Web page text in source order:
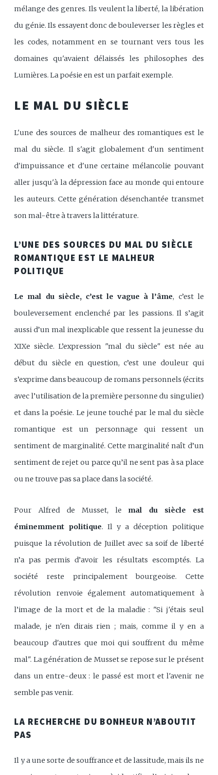
mélange des genres. Ils veulent la liberté, la libération
du génie. Ils essayent donc de bouleverser les règles et
les codes, notamment en se tournant vers tous les
domaines qu'avaient délaissés les philosophes des
Lumières. La poésie en est un parfait exemple.
LE MAL DU SIÈCLE
L'une des sources de malheur des romantiques est le
mal du siècle. Il s'agit globalement d'un sentiment
d'impuissance et d'une certaine mélancolie pouvant
aller jusqu'à la dépression face au monde qui entoure
les auteurs. Cette génération désenchantée transmet
son mal-être à travers la littérature.
L’UNE DES SOURCES DU MAL DU SIÈCLE
ROMANTIQUE EST LE MALHEUR
POLITIQUE
Le mal du siècle, c’est le vague à l’âme, c’est le
bouleversement enclenché par les passions. Il s’agit
aussi d’un mal inexplicable que ressent la jeunesse du
XIXe siècle. L’expression "mal du siècle" est née au
début du siècle en question, c’est une douleur qui
s’exprime dans beaucoup de romans personnels (écrits
avec l’utilisation de la première personne du singulier)
et dans la poésie. Le jeune touché par le mal du siècle
romantique est un personnage qui ressent un
sentiment de marginalité. Cette marginalité naît d’un
sentiment de rejet ou parce qu’il ne sent pas à sa place
ou ne trouve pas sa place dans la société.
Pour Alfred de Musset, le mal du siècle est
éminemment politique. Il y a déception politique
puisque la révolution de Juillet avec sa soif de liberté
n’a pas permis d’avoir les résultats escomptés. La
société reste principalement bourgeoise. Cette
révolution renvoie également automatiquement à
l’image de la mort et de la maladie : "Si j'étais seul
malade, je n'en dirais rien ; mais, comme il y en a
beaucoup d'autres que moi qui souffrent du même
mal". La génération de Musset se repose sur le présent
dans un entre-deux : le passé est mort et l'avenir ne
semble pas venir.
LA RECHERCHE DU BONHEUR N’ABOUTIT
PAS
Il y a une sorte de souffrance et de lassitude, mais ils ne